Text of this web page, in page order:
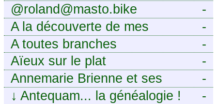
-
@roland@masto.bike
-
A la découverte de mes
ancêtres
-
A toutes branches
-
Aïeux sur le plat
-
Annemarie Brienne et ses
challenges de A à Z
-
↓ Antequam... la généalogie !